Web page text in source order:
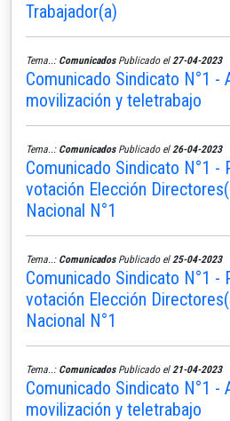
Trabajador(a)
Tema..: ComunicadosPublicado el 27-04-2023
Comunicado Sindicato N°1 -
movilización y teletrabajo
Tema..: ComunicadosPublicado el 26-04-2023
Comunicado Sindicato N°1 -
votación Elección
Nacional N°1
Tema..: ComunicadosPublicado el 25-04-2023
Comunicado Sindicato N°1 -
votación Elección
Nacional N°1
Tema..: ComunicadosPublicado el 21-04-2023
Comunicado Sindicato N°1 -
movilización y teletrabajo